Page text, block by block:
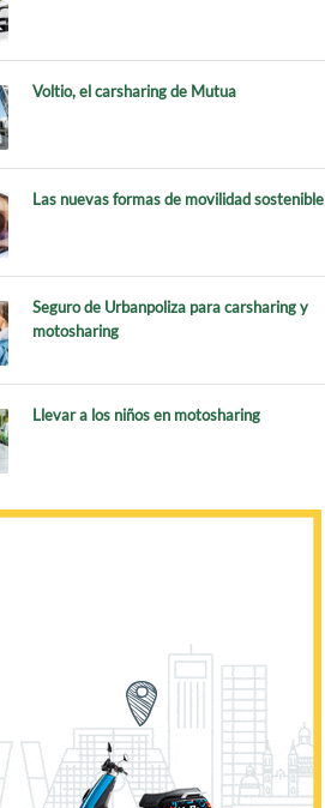
Voltio, el carsharing de Mutua
Las nuevas formas de movilidad sostenible
Seguro de Urbanpoliza para carsharing y
motosharing
Llevar a los niños en motosharing